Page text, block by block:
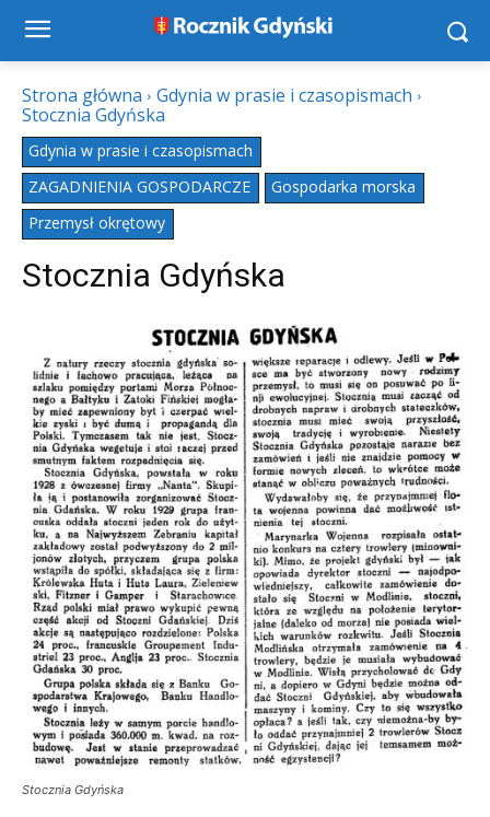
Strona główna
Gdynia w prasie i czasopismach
Stocznia Gdyńska
Gdynia w prasie i czasopismach
ZAGADNIENIA GOSPODARCZE
Gospodarka morska
Przemysł okrętowy
Stocznia Gdyńska
Stocznia Gdyńska